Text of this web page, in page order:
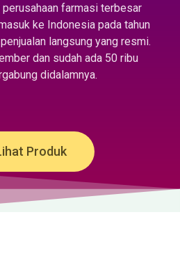
perusahaan farmasi terbesar
ke Indonesia pada tahun
langsung yang resmi.
dan sudah ada 50 ribu
didalamnya.
Produk